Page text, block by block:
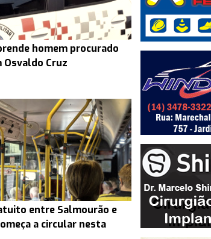
homem procurado
Osvaldo Cruz
entre Salmourão e
a circular nesta